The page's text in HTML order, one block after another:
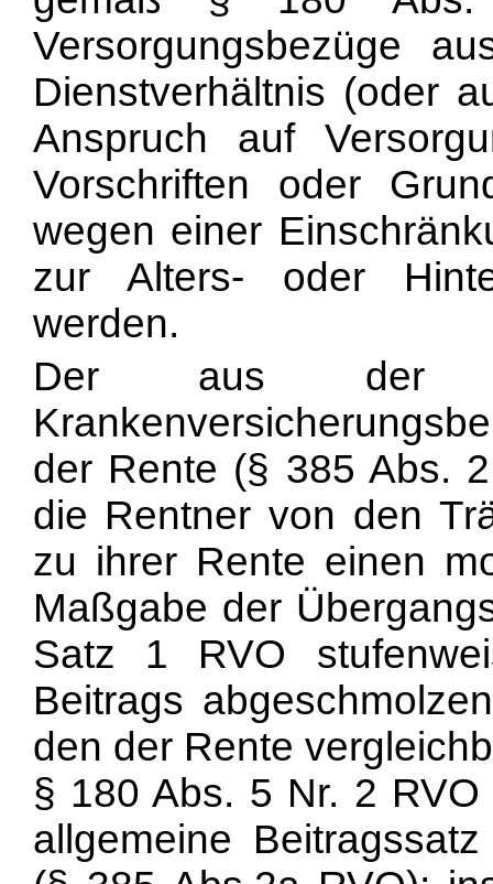
Versorgungsbezüge
Dienstverhältnis (oder
Anspruch auf
Vorschriften oder
wegen einer
zur Alters- oder
werden.
Der aus der
der Rente (§ 385 Abs.
die Rentner von den
zu ihrer Rente einen
Maßgabe der
Satz 1 RVO
Beitrags
den der Rente
§ 180 Abs. 5 Nr. 2
allgemeine